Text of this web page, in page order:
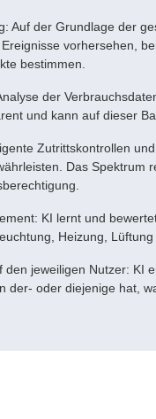
Auf der Grundlage der
vorhersehen,
bestimmen.
der
und kann auf dieser
Zutrittskontrollen
Das Spektrum
KI lernt und
Heizung,
den jeweiligen Nutzer: KI
der- oder diejenige hat,